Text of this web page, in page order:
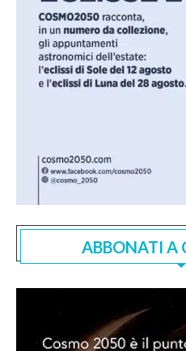
ABBONATI A